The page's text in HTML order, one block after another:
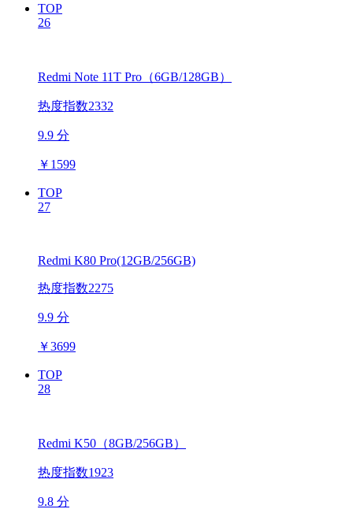
TOP
26
Redmi Note 11T Pro（6GB/128GB）
热度指数2332
9.9 分
￥ 1599
TOP
27
Redmi K80 Pro(12GB/256GB)
热度指数2275
9.9 分
￥3699
TOP
28
Redmi K50（8GB/256GB）
热度指数1923
9.8 分